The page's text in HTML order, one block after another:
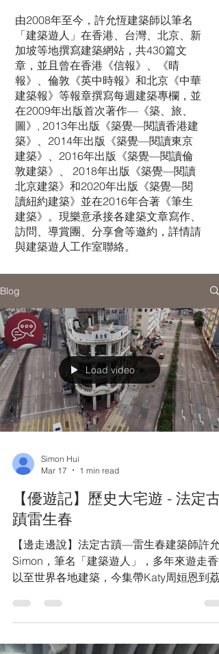
由2008年至今，許允恆建築師以筆名
「建築遊人」在香港、台灣、北京、新
加坡等地撰寫建築網站，共430篇文
章，並且曾在香港《信報》、《晴
報》、倫敦《英中時報》和北京《中華
建築報》等報章撰寫每週建築專欄，並
在2009年出版首次著作—《築、旅、
圖》, 2013年出版《築覺—閱讀香港建
築》、2014年出版《築覺—閱讀東京
建築》、2016年出版《築覺—閱讀倫
敦建築》、 2018年出版《築覺—閱讀
北京建築》和2020年出版《築覺—閱
讀紐約建築》並在2016年合著《筆生
建築》。現樂意承接各建築文章寫作、
訪問、導賞團、分享會等邀約，詳情請
與建築遊人工作室聯絡。
Blog
Load video
Simon Hui
Mar 17
1 min read
【優遊記】歷史大宅遊 - 法定古
蹟雷生春
【邊走邊說】法定古蹟—雷生春建築師許允
Simon，筆名「建築遊人」，多年來遊走香
以至世界各地建築，今集帶Katy周姮恩到荔
樓」、「蛋糕樓」，見證香港不同時代的住
建築，最後到訪原為雷氏家族舖居大宅的法
古蹟雷生春，介紹其建築特色及活化保育工